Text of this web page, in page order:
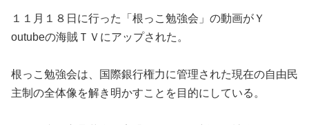
１１月１８日に行った「根っこ勉強会」の動画がＹ
outubeの海賊ＴＶにアップされた。
根っこ勉強会は、国際銀行権力に管理された現在の自由民
主制の全体像を解き明かすことを目的にしている。